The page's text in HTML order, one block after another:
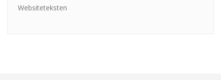
Websiteteksten